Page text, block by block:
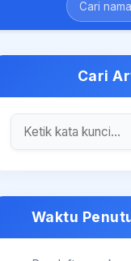
Cari
Waktu